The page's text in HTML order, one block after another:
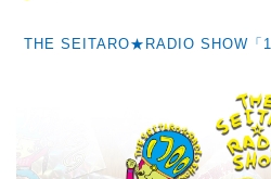
THE SEITARO★RADIO SHOW「